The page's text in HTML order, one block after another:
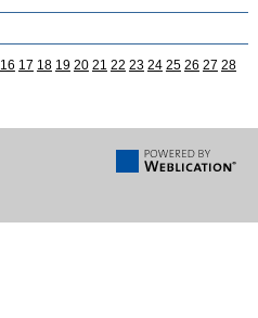
16 17 18 19 20 21 22 23 24 25 26 27 28